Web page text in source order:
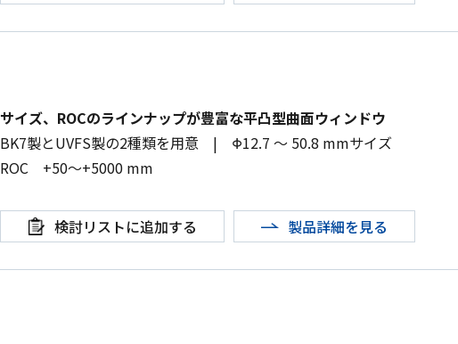
サイズ、ROCのラインナップが豊富な平凸型曲面ウィンドウ
BK7製とUVFS製の2種類を用意 | Φ12.7 ～ 50.8 mmサイズ
ROC
+50～+5000 mm
検討リストに追加する 製品詳細を見る